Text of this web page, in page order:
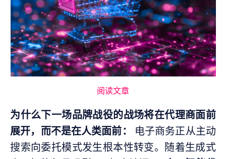
阅读文章
为什么下一场品牌战役的战场将在代理商面前
展开，而不是在人类面前： 电子商务正从主动
搜索向委托模式发生根本性转变。随着生成式